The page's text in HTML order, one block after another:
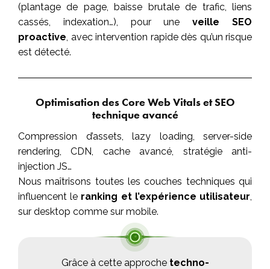
(plantage de page, baisse brutale de trafic, liens
cassés, indexation…), pour uneveille SEO
proactive, avec intervention rapide dès qu’un risque
est détecté.
Optimisation des Core Web Vitals et SEO
technique avancé
Compression d’assets, lazy loading, server-side
rendering, CDN, cache avancé, stratégie anti-
injection JS…
Nous maîtrisons toutes les couches techniques qui
influencent le ranking et l’expérience utilisateur,
sur desktop comme sur mobile.
Grâce à cette approche techno-